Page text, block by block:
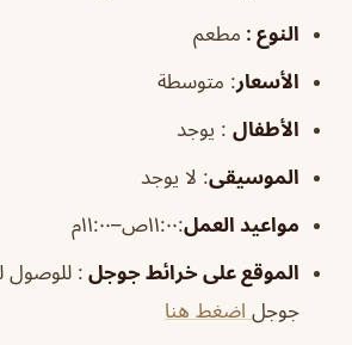
النوع : مطعم
الأسعار: متوسطة
الأطفال : يوجد
الموسيقى: لا يوجد
مواعيد العمل:١١:٠٠ص–١١:٠٠م
الموقع على خرائط جوجل : للوصول
جوجل اضغط هنا